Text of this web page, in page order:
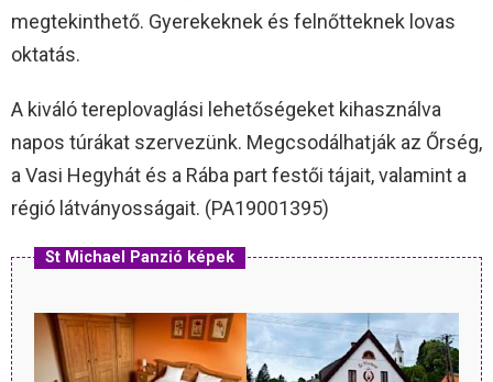
megtekinthető. Gyerekeknek és felnőtteknek lovas
oktatás.
A kiváló tereplovaglási lehetőségeket kihasználva
napos túrákat szervezünk. Megcsodálhatják az Őrség,
a Vasi Hegyhát és a Rába part festői tájait, valamint a
régió látványosságait. (PA19001395)
St Michael Panzió képek